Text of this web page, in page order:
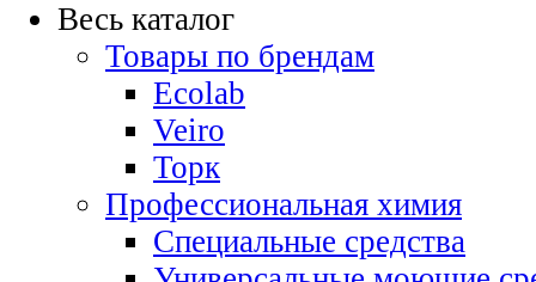
Весь каталог
Товары по брендам
Ecolab
Veiro
Торк
Профессиональная химия
Специальные средства